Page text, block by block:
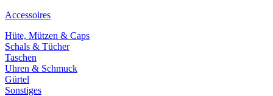
Accessoires
Hüte, Mützen & Caps
Schals & Tücher
Taschen
Uhren & Schmuck
Gürtel
Sonstiges